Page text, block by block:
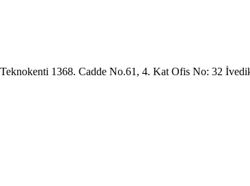
1368. Cadde No.61, 4. Kat Ofis No: 32